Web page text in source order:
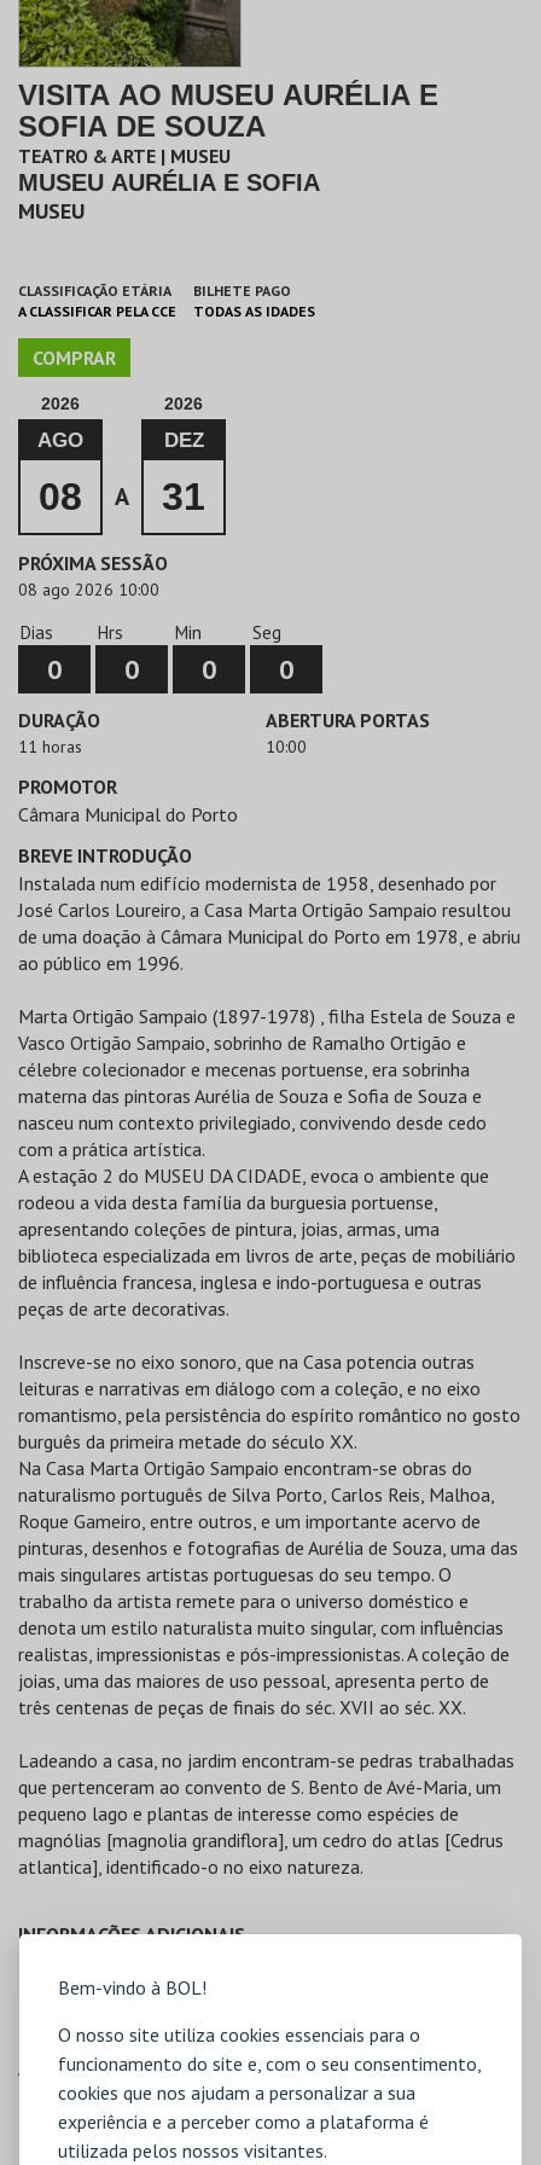
Bem-vindo à BOL!
O nosso site utiliza cookies essenciais para o
funcionamento do site e, com o seu consentimento,
cookies que nos ajudam a personalizar a sua
experiência e a perceber como a plataforma é
utilizada pelos nossos visitantes.
VISITA AO MUSEU AURÉLIA E
SOFIA DE SOUZA
TEATRO & ARTE | MUSEU
MUSEU AURÉLIA E SOFIA
MUSEU
CLASSIFICAÇÃO ETÁRIA
A CLASSIFICAR PELA CCE
BILHETE PAGO
TODAS AS IDADES
COMPRAR
2026
AGO
08 A
2026
DEZ
31
PRÓXIMA SESSÃO
08 ago 2026 10:00
Dias
0
Hrs
0
Min
0
Seg
0
DURAÇÃO
11 horas
ABERTURA PORTAS
10:00
PROMOTOR
Câmara Municipal do Porto
BREVE INTRODUÇÃO
Instalada num edifício modernista de 1958, desenhado por
José Carlos Loureiro, a Casa Marta Ortigão Sampaio resultou
de uma doação à Câmara Municipal do Porto em 1978, e abriu
ao público em 1996.
Marta Ortigão Sampaio (1897-1978) , filha Estela de Souza e
Vasco Ortigão Sampaio, sobrinho de Ramalho Ortigão e
célebre colecionador e mecenas portuense, era sobrinha
materna das pintoras Aurélia de Souza e Sofia de Souza e
nasceu num contexto privilegiado, convivendo desde cedo
com a prática artística.
A estação 2 do MUSEU DA CIDADE, evoca o ambiente que
rodeou a vida desta família da burguesia portuense,
apresentando coleções de pintura, joias, armas, uma
biblioteca especializada em livros de arte, peças de mobiliário
de influência francesa, inglesa e indo-portuguesa e outras
peças de arte decorativas.
Inscreve-se no eixo sonoro, que na Casa potencia outras
leituras e narrativas em diálogo com a coleção, e no eixo
romantismo, pela persistência do espírito romântico no gosto
burguês da primeira metade do século XX.
Na Casa Marta Ortigão Sampaio encontram-se obras do
naturalismo português de Silva Porto, Carlos Reis, Malhoa,
Roque Gameiro, entre outros, e um importante acervo de
pinturas, desenhos e fotografias de Aurélia de Souza, uma das
mais singulares artistas portuguesas do seu tempo. O
trabalho da artista remete para o universo doméstico e
denota um estilo naturalista muito singular, com influências
realistas, impressionistas e pós-impressionistas. A coleção de
joias, uma das maiores de uso pessoal, apresenta perto de
três centenas de peças de finais do séc. XVII ao séc. XX.
Ladeando a casa, no jardim encontram-se pedras trabalhadas
que pertenceram ao convento de S. Bento de Avé-Maria, um
pequeno lago e plantas de interesse como espécies de
magnólias [magnolia grandiflora], um cedro do atlas [Cedrus
atlantica], identificado-o no eixo natureza.
INFORMAÇÕES ADICIONAIS
Rua de Nossa Senhora de Fátima, 291 / 299
Autocarro
203, 302, 203, 302, 508
Metro